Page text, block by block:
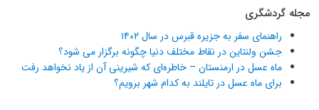
مجله گردشگری
راهنمای سفر به جزیره قبرس در سال ۱۴۰۲
جشن ولنتاین در نقاط مختلف دنیا چگونه برگزار می شود؟
ماه عسل در ارمنستان – خاطره‌ای که شیرینی آن از یاد نخواهد رفت
برای ماه عسل در تایلند به کدام شهر برویم؟